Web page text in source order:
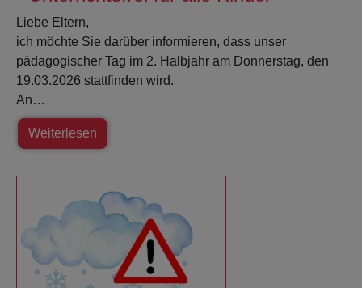
Liebe Eltern,
ich möchte Sie darüber informieren, dass unser
pädagogischer Tag im 2. Halbjahr am Donnerstag, den
19.03.2026 stattfinden wird.
An…
Weiterlesen